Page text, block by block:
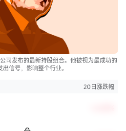
司发布的最新持股组合。他被视为最成功的
信号，影响整个行业。
20日涨跌幅